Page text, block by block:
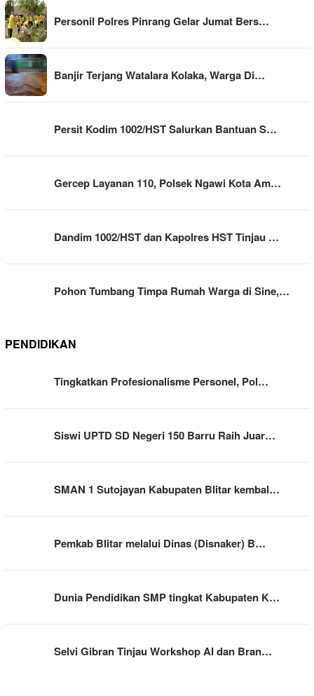
Personil Polres Pinrang Gelar Jumat Bers…
Banjir Terjang Watalara Kolaka, Warga Di…
Persit Kodim 1002/HST Salurkan Bantuan S…
Gercep Layanan 110, Polsek Ngawi Kota Am…
Dandim 1002/HST dan Kapolres HST Tinjau …
Pohon Tumbang Timpa Rumah Warga di Sine,…
PENDIDIKAN
Tingkatkan Profesionalisme Personel, Pol…
Siswi UPTD SD Negeri 150 Barru Raih Juar…
SMAN 1 Sutojayan Kabupaten Blitar kembal…
Pemkab Blitar melalui Dinas (Disnaker) B…
Dunia Pendidikan SMP tingkat Kabupaten K…
Selvi Gibran Tinjau Workshop AI dan Bran…